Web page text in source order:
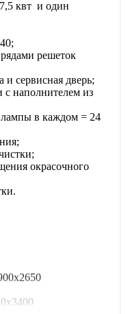
квт и один
решеток
сервисная дверь;
наполнителем из
в каждом = 24
окрасочного